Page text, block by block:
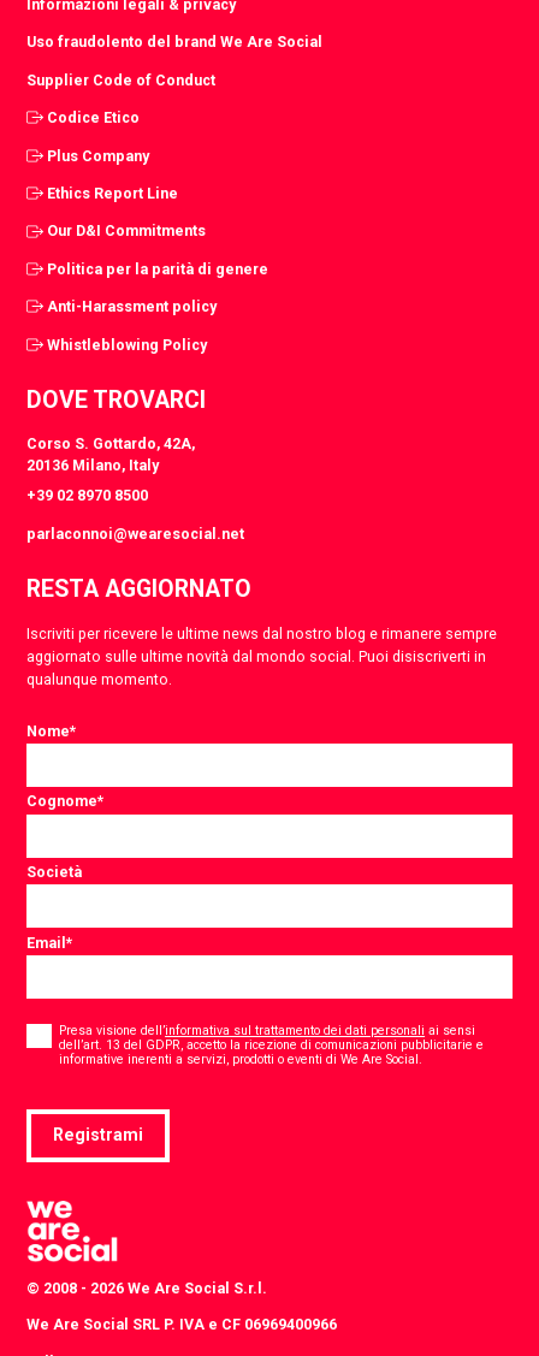
Informazioni legali & privacy
Uso fraudolento del brand We Are Social
Supplier Code of Conduct
Codice Etico
Plus Company
Ethics Report Line
Our D&I Commitments
Politica per la parità di genere
Anti-Harassment policy
Whistleblowing Policy
DOVE TROVARCI
Corso S. Gottardo, 42A,
20136 Milano, Italy
+39 02 8970 8500
parlaconnoi@wearesocial.net
RESTA AGGIORNATO
Iscriviti per ricevere le ultime news dal nostro blog e rimanere sempre
aggiornato sulle ultime novità dal mondo social. Puoi disiscriverti in
qualunque momento.
Nome*
Cognome*
Società
Email*
Presa visione dell’informativa sul trattamento dei dati personali ai sensi
dell’art. 13 del GDPR, accetto la ricezione di comunicazioni pubblicitarie e
informative inerenti a servizi, prodotti o eventi di We Are Social.
Registrami
© 2008 - 2026 We Are Social S.r.l.
We Are Social SRL P. IVA e CF 06969400966